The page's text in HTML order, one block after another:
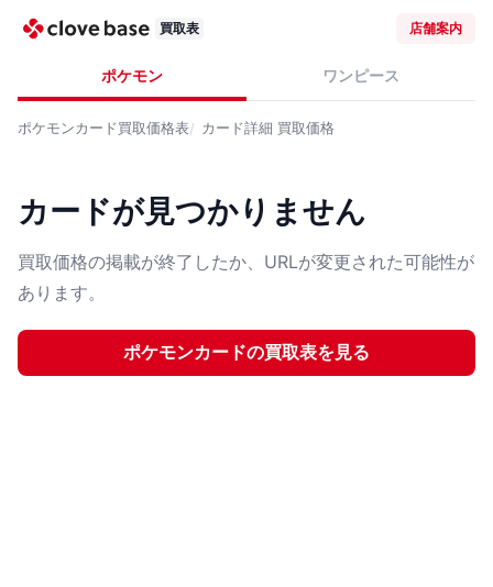
買取表 店舗案内
ポケモン ワンピース
ポケモンカード買取価格表 カード詳細 買取価格
カードが見つかりません
買取価格の掲載が終了したか、URLが変更された可能性が
あります。
ポケモンカードの買取表を見る